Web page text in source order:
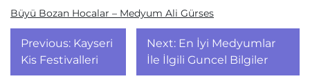
Büyü Bozan Hocalar – Medyum Ali Gürses
Yazı
gezinmesi
Previous: Kayseri
Kis Festivalleri
Next: En İyi Medyumlar
İle İlgili Guncel Bilgiler